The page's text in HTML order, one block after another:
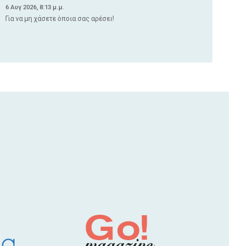
6 Αυγ 2026, 8:13 μ.μ.
Για να μη χάσετε όποια σας αρέσει!